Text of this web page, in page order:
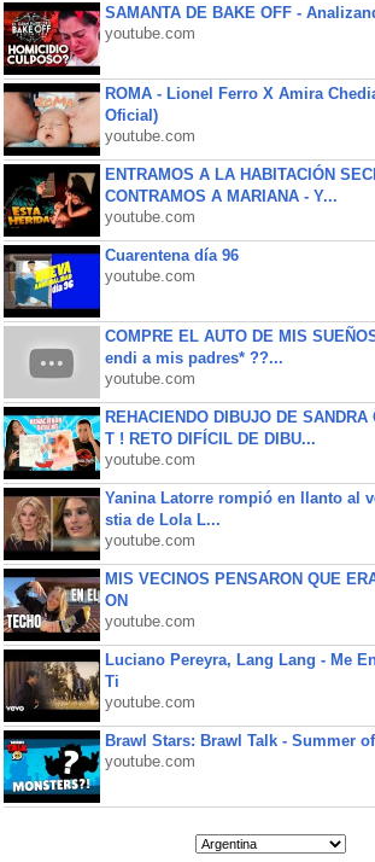
SAMANTA DE BAKE OFF -
youtube.com
ROMA - Lionel Ferro X Amira
Oficial)
youtube.com
ENTRAMOS A LA HABITACIÓN
CONTRAMOS A MARIANA - Y...
youtube.com
Cuarentena día 96
youtube.com
COMPRE EL AUTO DE MIS
endi a mis padres* ??...
youtube.com
REHACIENDO DIBUJO DE SANDRA
T ! RETO DIFÍCIL DE DIBU...
youtube.com
Yanina Latorre rompió en llanto al
stia de Lola L...
youtube.com
MIS VECINOS PENSARON QUE
ON
youtube.com
Luciano Pereyra, Lang Lang - Me
Ti
youtube.com
Brawl Stars: Brawl Talk - Summer
youtube.com